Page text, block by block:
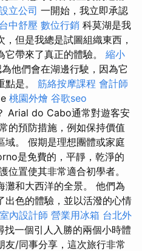
立公司 一開始，我立即承認
台中舒壓 數位行銷 科莫湖是我
但是我總是試圖組織東西，
帶來了真正的體驗。 縮小
他們會在湖邊行駛，因為它
點是。 筋絡按摩課程 會計師
桃園外燴 谷歌seo
Arial do Cabo通常對遊客安
的預防措施，例如保持價值
域。 假期是理想團體或家庭
是免費的，平靜，乾淨的
位置使其非常適合初學者。
灘和大西洋的全景。 他們為
出色的體驗，並以活潑的心情
室內設計師 營業用冰箱 台北外
找一個引人入勝的兩個小時體
友/同事分享，這次旅行非常